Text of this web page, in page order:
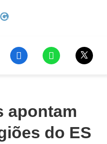
apontam
do ES